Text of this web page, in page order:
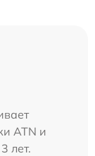
ATN и
лет.